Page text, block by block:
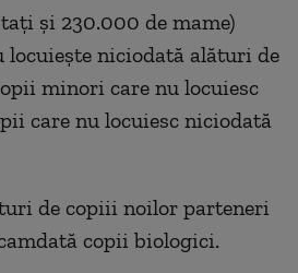
şi 230.000 de mame)
locuieşte niciodată alături de
minori care nu locuiesc
care nu locuiesc niciodată
de copiii noilor parteneri
copii biologici.